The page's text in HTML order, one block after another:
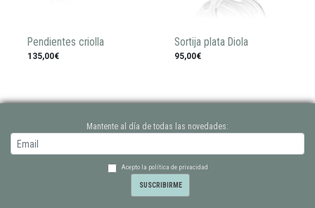
Pendientes criolla
135,00€
Sortija plata Diola
95,00€
Mantente al día de todas las novedades:
Acepto la política de privacidad